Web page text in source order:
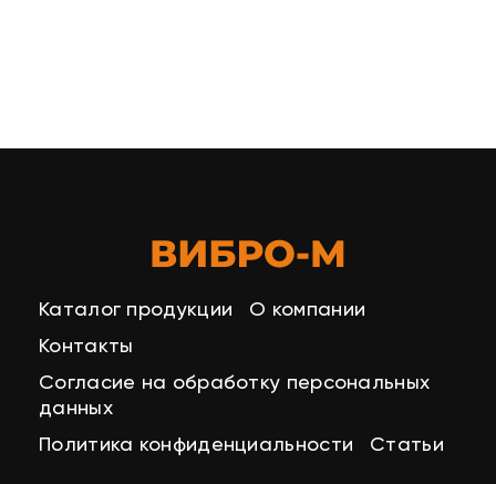
Каталог продукции
О компании
Контакты
Согласие на обработку персональных
данных
Политика конфиденциальности
Статьи